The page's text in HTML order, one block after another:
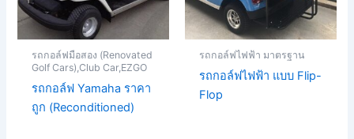
รถกอล์ฟมือสอง (Renovated
Golf Cars),Club Car,EZGO
รถกอล์ฟ Yamaha ราคา
ถูก (Reconditioned)
รถกอล์ฟไฟฟ้า มาตรฐาน
รถกอล์ฟไฟฟ้า แบบ Flip-
Flop